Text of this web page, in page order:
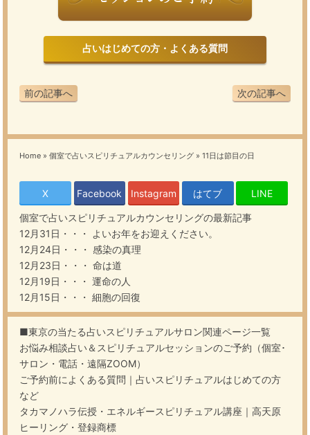
占いはじめての方・よくある質問
次の記事へ
前の記事へ
Home » 個室で占いスピリチュアルカウンセリング » 11日は節目の日
X Facebook Instagram はてブ LINE
個室で占いスピリチュアルカウンセリングの最新記事
12月31日・・・
よいお年をお迎えください。
12月24日・・・ 感染の真理
12月23日・・・ 命は道
12月19日・・・ 運命の人
12月15日・・・ 細胞の回復
■東京の当たる占いスピリチュアルサロン関連ページ一覧
お悩み相談占い＆スピリチュアルセッションのご予約（個室･
サロン・電話・遠隔ZOOM）
ご予約前によくある質問｜占いスピリチュアルはじめての方
など
タカマノハラ伝授・エネルギースピリチュアル講座｜高天原
ヒーリング・登録商標